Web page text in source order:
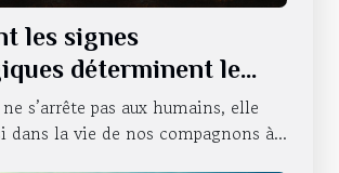
les signes
déterminent le
de nos animaux
s’arrête pas aux humains, elle
dans la vie de nos compagnons à...